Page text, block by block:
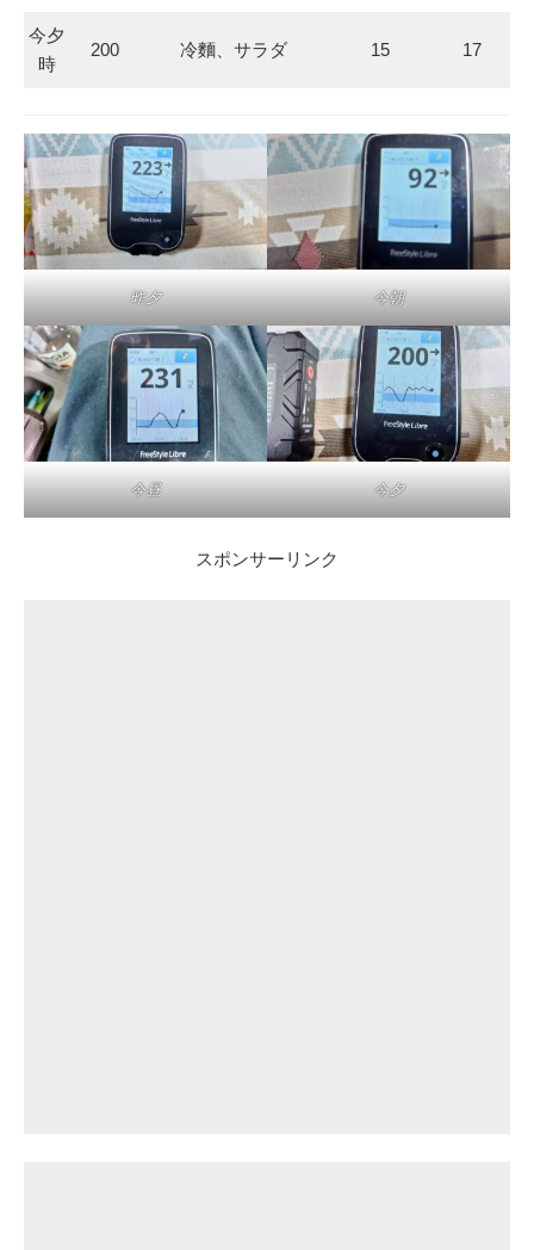
今夕
時
200 冷麵、サラダ 15 17
昨夕 今朝
今昼 今夕
スポンサーリンク